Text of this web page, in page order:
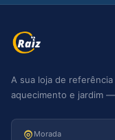
A sua loja de referência
aquecimento e jardim
Morada